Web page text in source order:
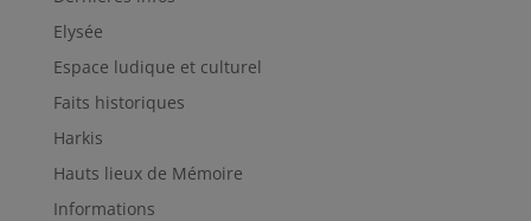
Elysée
Espace ludique et culturel
Faits historiques
Harkis
Hauts lieux de Mémoire
Informations